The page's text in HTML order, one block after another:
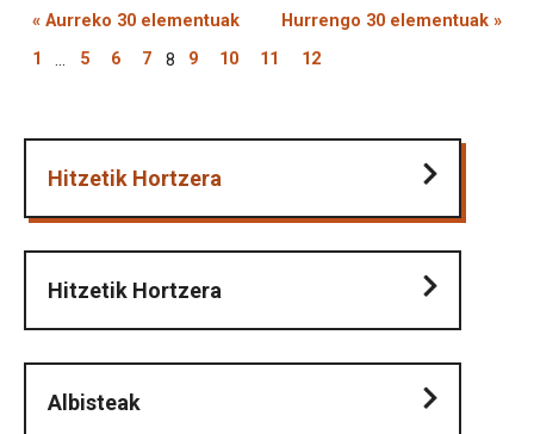
« Aurreko 30 elementuak
Hurrengo 30 elementuak »
1
5 6 7 8 9 10 11 12
Hitzetik Hortzera
Hitzetik Hortzera
Albisteak